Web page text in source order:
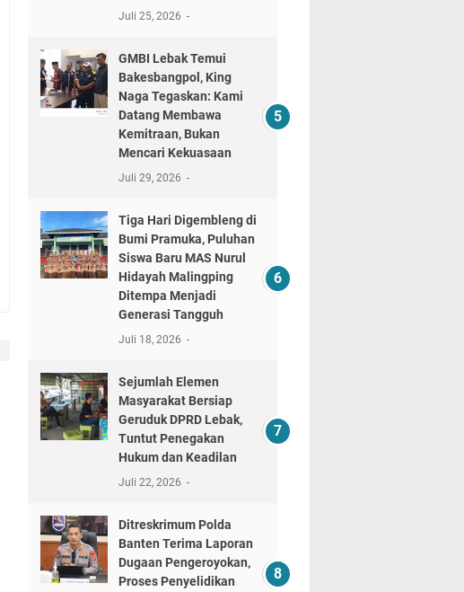
Juli 25, 2026
GMBI Lebak Temui
Bakesbangpol, King
Naga Tegaskan: Kami
Datang Membawa
Kemitraan, Bukan
Mencari Kekuasaan
Juli 29, 2026
Tiga Hari Digembleng di
Bumi Pramuka, Puluhan
Siswa Baru MAS Nurul
Hidayah Malingping
Ditempa Menjadi
Generasi Tangguh
Juli 18, 2026
Sejumlah Elemen
Masyarakat Bersiap
Geruduk DPRD Lebak,
Tuntut Penegakan
Hukum dan Keadilan
Juli 22, 2026
Ditreskrimum Polda
Banten Terima Laporan
Dugaan Pengeroyokan,
Proses Penyelidikan